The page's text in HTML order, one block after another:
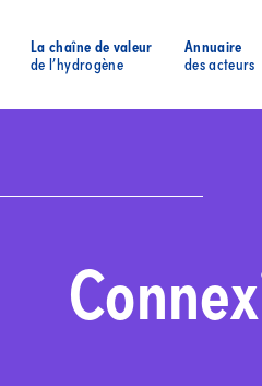
La chaîne de valeur
de l’hydrogène
Annuaire
des acteurs